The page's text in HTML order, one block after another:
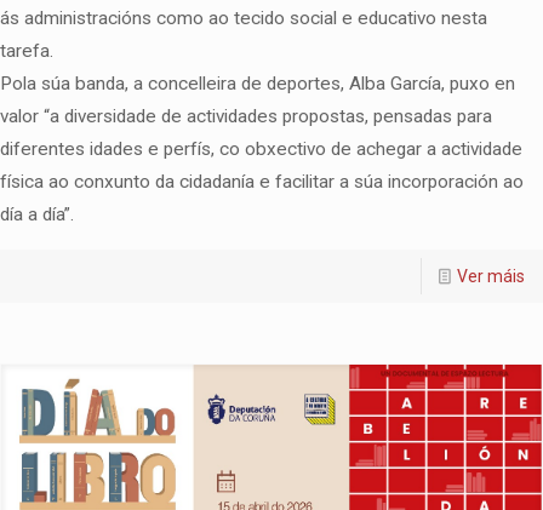
ás administracións como ao tecido social e educativo nesta
tarefa.
Pola súa banda, a concelleira de deportes, Alba García, puxo en
valor “a diversidade de actividades propostas, pensadas para
diferentes idades e perfís, co obxectivo de achegar a actividade
física ao conxunto da cidadanía e facilitar a súa incorporación ao
día a día”.
Ver máis